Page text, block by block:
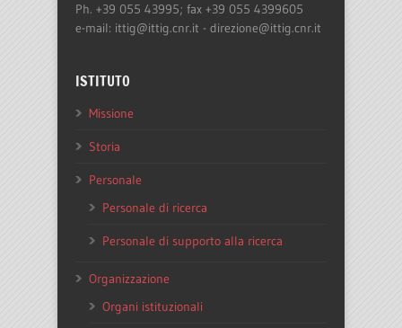
Ph. +39 055 43995; fax +39 055 4399605
e-mail: ittig@ittig.cnr.it - direzione@ittig.cnr.it
ISTITUTO
Missione
Storia
Personale
Personale di ricerca
Personale di supporto alla ricerca
Organizzazione
Organi istituzionali